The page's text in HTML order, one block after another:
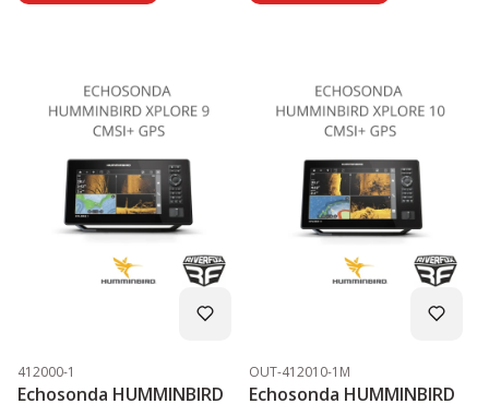
Kod produktu
412000-1
Echosonda HUMMINBIRD
Kod produktu
OUT-412010-1M
Echosonda HUMMINBIRD